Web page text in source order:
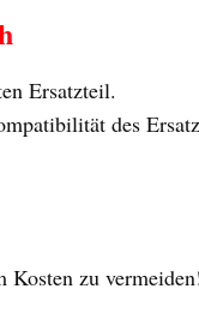
Ersatzteil.
des
zu